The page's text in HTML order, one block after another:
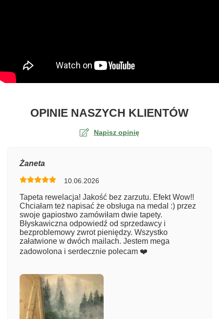
OPINIE NASZYCH KLIENTÓWO
Napisz opinię
Numer zamówienia
Imię
Żaneta
10.06.2026
Tapeta rewelacja! Jakość bez zarzutu. Efekt Wow!!
Chciałam też napisać że obsługa na medal :) przez
swoje gapiostwo zamówiłam dwie tapety.
Błyskawiczna odpowiedź od sprzedawcy i
bezproblemowy zwrot pieniędzy. Wszystko
załatwione w dwóch mailach. Jestem mega
zadowolona i serdecznie polecam ❤️